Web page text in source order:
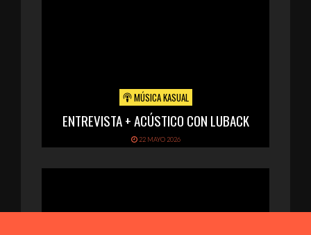
MÚSICA KASUAL
ENTREVISTA + ACÚSTICO CON LUBACK
22 MAYO 2026